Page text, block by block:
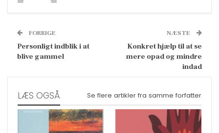
FORRIGE
Personligt indblik i at
blive gammel
NÆSTE
Konkret hjælp til at se
mere opad og mindre
indad
LÆS OGSÅ Se flere artikler fra samme forfatter